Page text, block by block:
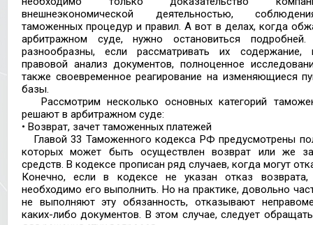
внешнеэкономической деятельностью,
таможенных процедур и правил. А вот в делах, когда
арбитражном суде, нужно остановиться
разнообразны, если рассматривать их содержание,
правовой анализ документов, полноценное
также своевременное реагирование на изменяющиеся
базы.
Рассмотрим несколько основных категорий
решают в арбитражном суде:
• Возврат, зачет таможенных платежей
Главой 33 Таможенного кодекса РФ предусмотрены
которых может быть осуществлен возврат или же
средств. В кодексе прописан ряд случаев, когда могут
Конечно, если в кодексе не указан отказ
необходимо его выполнить. Но на практике, довольно
не выполняют эту обязанность, отказывают
каких-либо документов. В этом случае, следует